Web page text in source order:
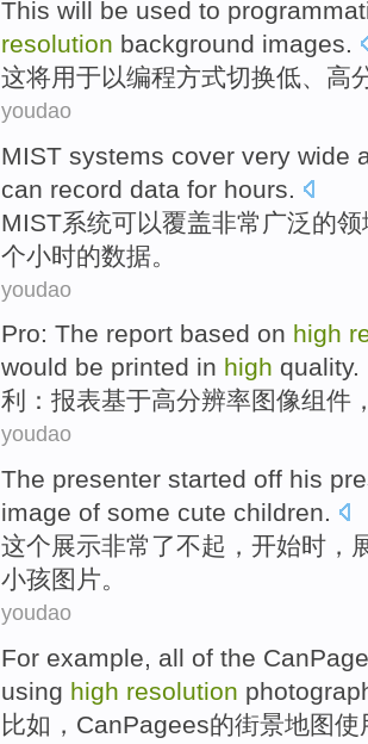
This will be used to
resolution background images.
这将用于以编程方式切换低、 高
youdao
MIST systems cover very wide
can record data for hours
MIST系统可以覆盖非常 广泛的领
个小时的数据。
youdao
Pro: The report based on high
would be printed in high quality.
利
： 报表基于高分辨率图像组件
youdao
The presenter started off his
image of some cute children.
这个展示非常了不起， 开始时，
小孩图片。
youdao
For example, all of the
using high resolution
比如 ， CanPagees的街景地图使